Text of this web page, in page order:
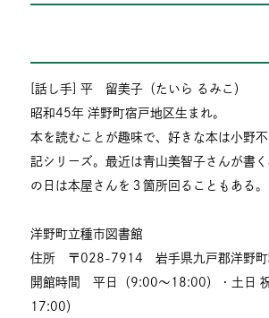
[話し手] 平 留美子（たいら るみこ）
昭和45年 洋野町宿戸地区生まれ。
本を読むことが趣味で、好きな本は小野
記シリーズ。最近は青山美智子さんが書
の日は本屋さんを３箇所回ることもある。
洋野町立種市図書館
住所 〒028-7914 岩手県九戸郡洋野
開館時間 平日（9:00～18:00）・土日
17:00）